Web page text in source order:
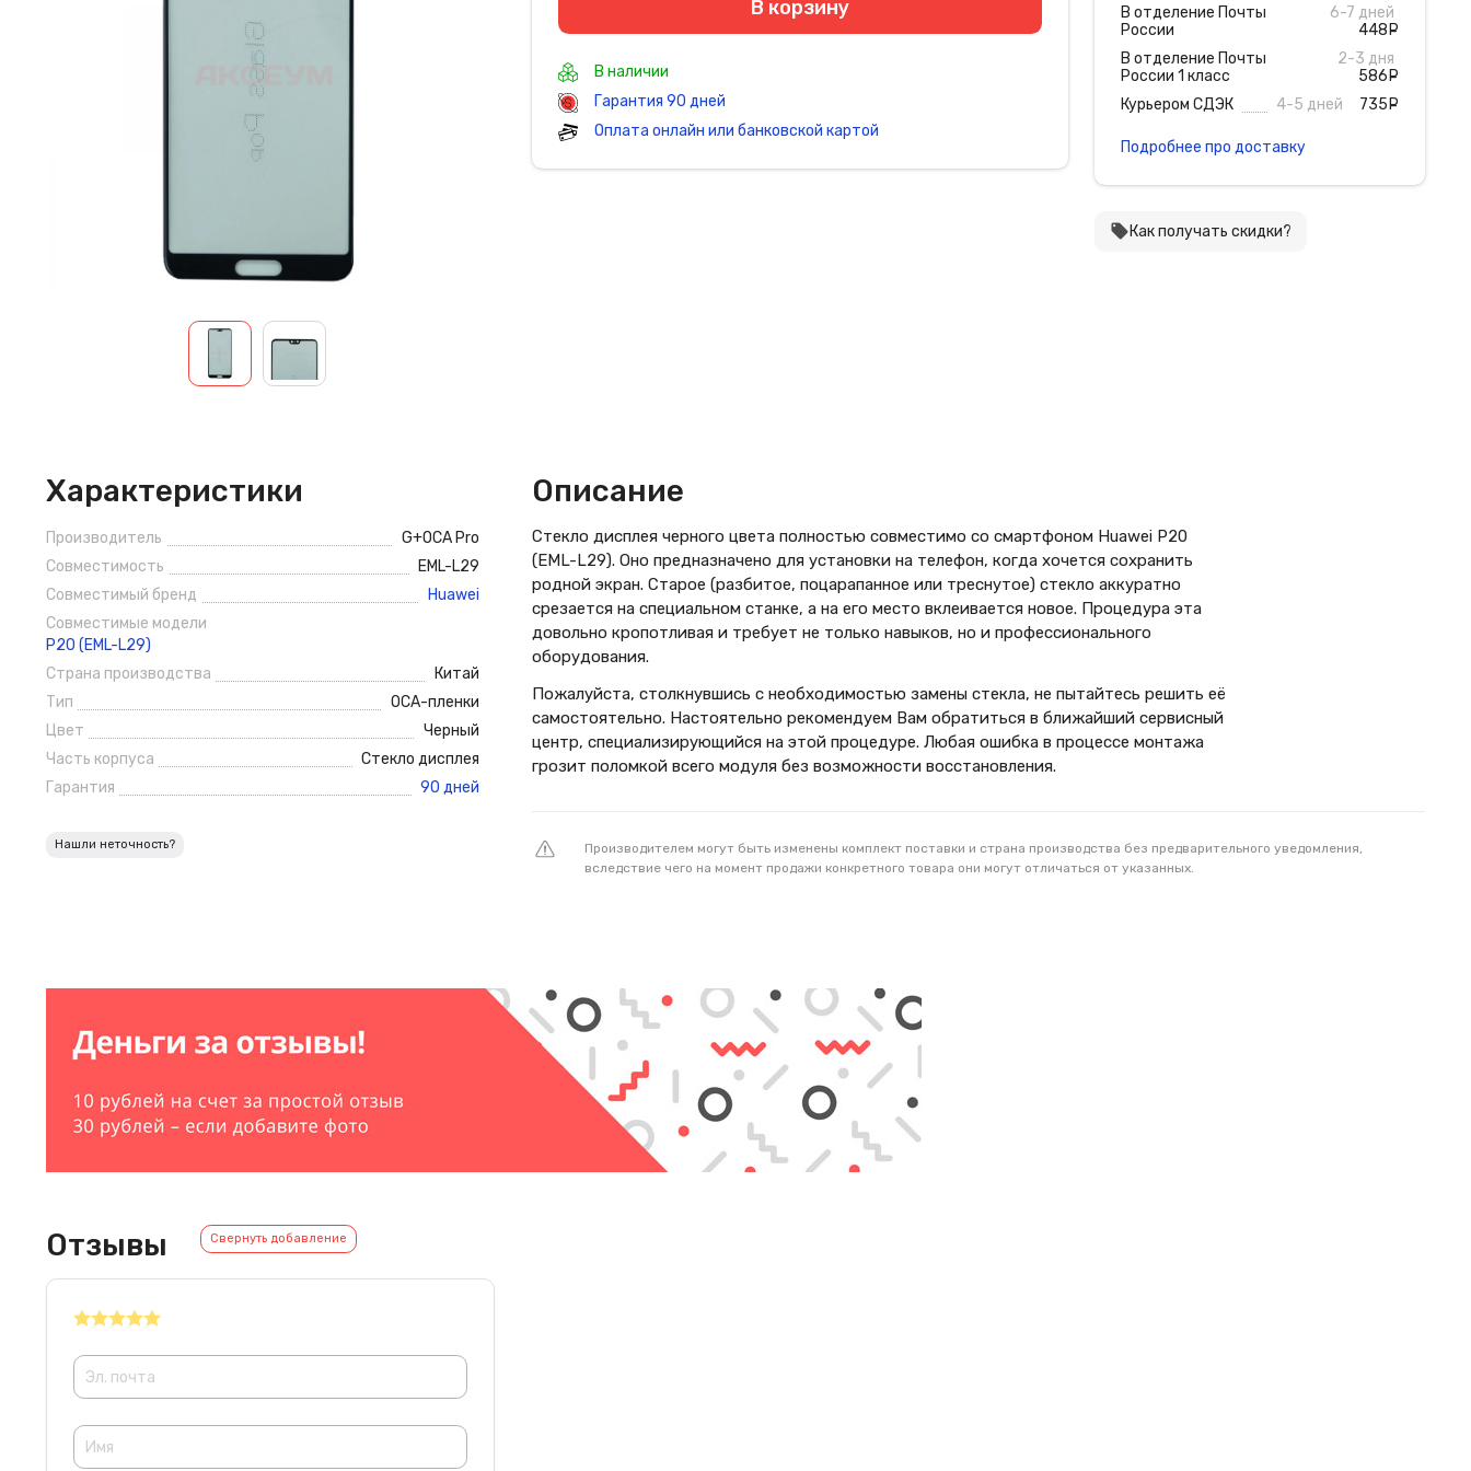
В корзину
В наличии
Гарантия 90 дней
Оплата онлайн или банковской картой
В отделение Почты
России
6-7 дней
448
В отделение Почты
России 1 класс
2-3 дня
586
Курьером СДЭК
4-5 дней 735
Подробнее про доставку
local_offerКак получать скидки?
Характеристики
Производитель
G+OCA Pro
Совместимость
EML-L29
Совместимый бренд
Huawei
Совместимые модели
P20 (EML-L29)
Страна производства
Китай
Тип
ОСА-пленки
Цвет
Черный
Часть корпуса
Стекло дисплея
Гарантия
90 дней
Нашли неточность?
Описание
Стекло дисплея черного цвета полностью совместимо со смартфоном Huawei P20
(EML-L29). Оно предназначено для установки на телефон, когда хочется сохранить
родной экран. Старое (разбитое, поцарапанное или треснутое) стекло аккуратно
срезается на специальном станке, а на его место вклеивается новое. Процедура эта
довольно кропотливая и требует не только навыков, но и профессионального
оборудования.
Пожалуйста, столкнувшись с необходимостью замены стекла, не пытайтесь решить её
самостоятельно. Настоятельно рекомендуем Вам обратиться в ближайший сервисный
центр, специализирующийся на этой процедуре. Любая ошибка в процессе монтажа
грозит поломкой всего модуля без возможности восстановления.
Производителем могут быть изменены комплект поставки и страна производства без предварительного уведомления,
вследствие чего на момент продажи конкретного товара они могут отличаться от указанных.
Отзывы Свернуть добавление